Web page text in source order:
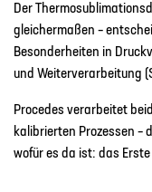
Der
gleichermaßen –
Besonderheiten in
und Weiterverarbeitung
Procedes verarbeitet
kalibrierten Prozessen –
wofür es da ist: das